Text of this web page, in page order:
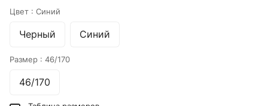
Цвет : Синий
Черный Синий
Размер : 46/170
46/170